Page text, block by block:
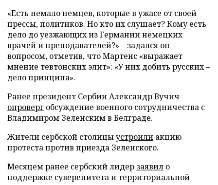
«Есть немало немцев, которые в ужасе от своей
прессы, политиков. Но кто их слушает? Кому есть
дело до уезжающих из Германии немецких
врачей и преподавателей?» – задался он
вопросом, отметив, что Мартенс «выражает
мнение тевтонских элит»: «У них добить русских –
дело принципа».
Ранее президент Сербии Александр Вучич
опроверг обсуждение военного сотрудничества с
Владимиром Зеленским в Белграде.
Жители сербской столицыустроили акцию
протеста против приезда Зеленского.
Месяцем ранее сербский лидер заявил о
поддержке суверенитета и территориальной